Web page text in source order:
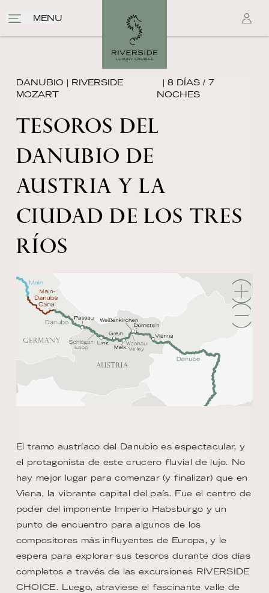
MENU
DANUBIO | RIVERSIDE
MOZART
| 8 DÍAS / 7
NOCHES
TESOROS DEL
DANUBIO DE
AUSTRIA Y LA
CIUDAD DE LOS TRES
RÍOS
El tramo austríaco del Danubio es espectacular, y
el protagonista de este crucero fluvial de lujo. No
hay mejor lugar para comenzar (y finalizar) que en
Viena, la vibrante capital del país. Fue el centro de
poder del imponente Imperio Habsburgo y un
punto de encuentro para algunos de los
compositores más influyentes de Europa, y le
espera para explorar sus tesoros durante dos días
completos a través de las excursiones RIVERSIDE
CHOICE. Luego, atraviese el fascinante valle de